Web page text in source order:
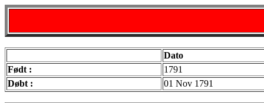
Dato
Født :
1791
Døbt :
01 Nov 1791